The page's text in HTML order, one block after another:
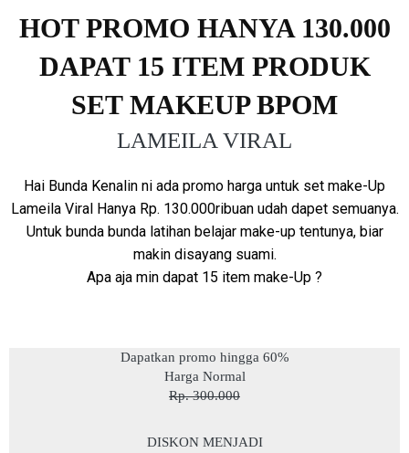
HOT PROMO HANYA 130.000
DAPAT 15 ITEMPRODUK
SET MAKEUP BPOM
LAMEILA VIRAL
Hai Bunda Kenalin ni ada promo harga untuk set make-Up
Lameila Viral Hanya Rp. 130.000ribuan udah dapet semuanya.
Untuk bunda bunda latihan belajar make-up tentunya, biar
makin disayang suami.
Apa aja min dapat 15 item make-Up ?
Dapatkan promo hingga 60%
Harga Normal
Rp. 300.000
DISKON MENJADI